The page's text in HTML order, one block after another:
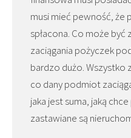
musi mieć pewność, że
spłacona. Co może
zaciągania pożyczek
bardzo dużo. Wszystko
co dany podmiot
jaka jest suma, jaką
zastawiane są